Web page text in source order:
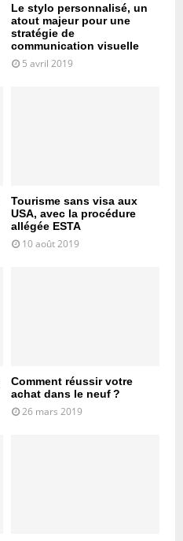
Le stylo personnalisé, un
atout majeur pour une
stratégie de
communication visuelle
5 avril 2019
Tourisme sans visa aux
USA, avec la procédure
allégée ESTA
10 août 2019
Comment réussir votre
achat dans le neuf ?
26 mars 2019